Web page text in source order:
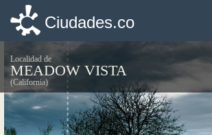
Ciudades.co
Localidad de
MEADOW VISTA
(California)
Ciudades.co